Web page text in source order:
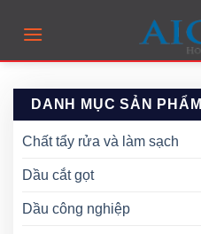
DANH MỤC SẢN PHẨM
Chất tẩy rửa và làm sạch
Dầu cắt gọt
Dầu công nghiệp